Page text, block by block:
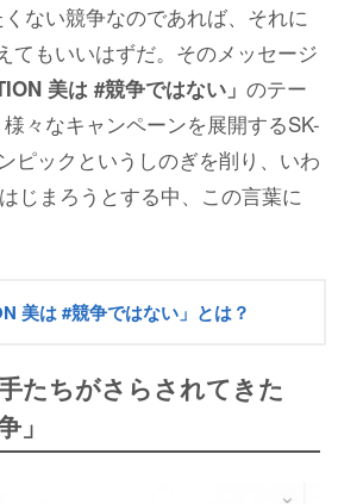
ない競争なのであれば、それに
てもいいはずだ。そのメッセージ
美は #競争ではない」 のテー
々なキャンペーンを展開するSK-
ピックというしのぎを削り、いわ
じまろうとする中、この言葉に
美は #競争ではない」とは？
たちがさらされてきた
」